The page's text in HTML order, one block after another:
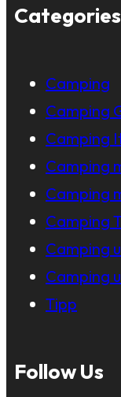
Categories
Camping
Camping
Camping
Camping
Camping
Camping
Camping
Camping
Tipp
Follow Us